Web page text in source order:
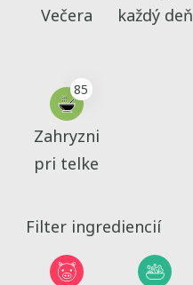
Večera
každý deň
85
Zahryzni
pri telke
Filter ingrediencií